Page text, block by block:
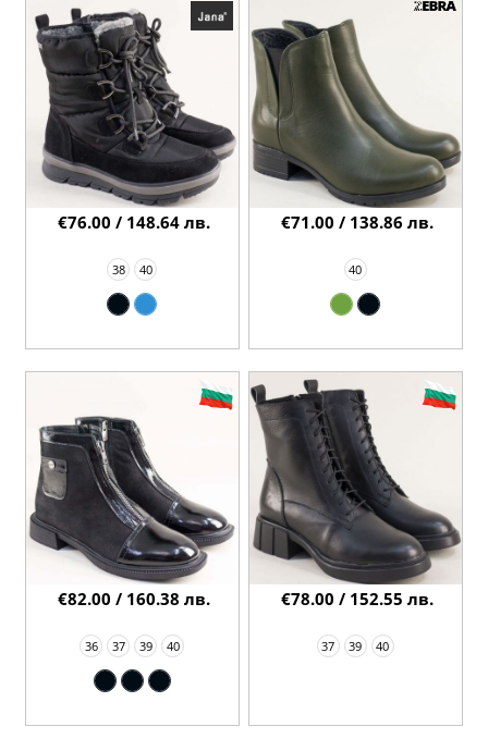
38 40
€76.00 / 148.64 лв.
40
€71.00 / 138.86 лв.
36 37 39 40
€82.00 / 160.38 лв.
37 39 40
€78.00 / 152.55 лв.